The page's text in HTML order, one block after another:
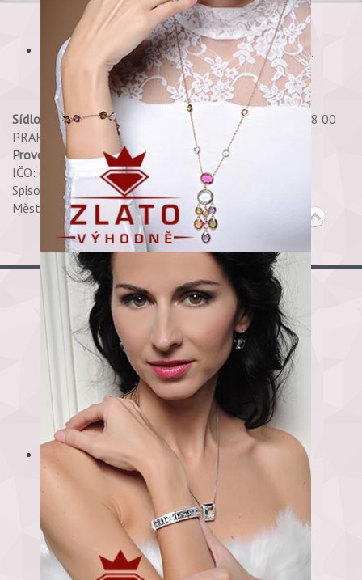
Copyright © 2017 Shala, s.r.o., All rights reserved.
Sídlo:
Petržílkova 2706/30 PRAHA 13 - STODŮLKY 158 00
PRAHA 58
Provozovna:Shala, s.r.o. Spálená 35 - Praha 1
IČO: 60469765 DIČ: CZ60469765
Spisová značka 25748 C,
Městský soud v Praze